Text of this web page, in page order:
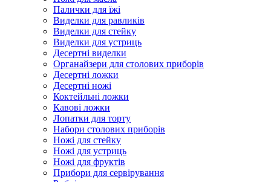
Палички для їжі
Виделки для равликів
Виделки для стейку
Виделки для устриць
Десертні виделки
Органайзери для столових приборів
Десертні ложки
Десертні ножі
Коктейльні ложки
Кавові ложки
Лопатки для торту
Набори столових приборів
Ножі для стейку
Ножі для устриць
Ножі для фруктів
Прибори для сервірування